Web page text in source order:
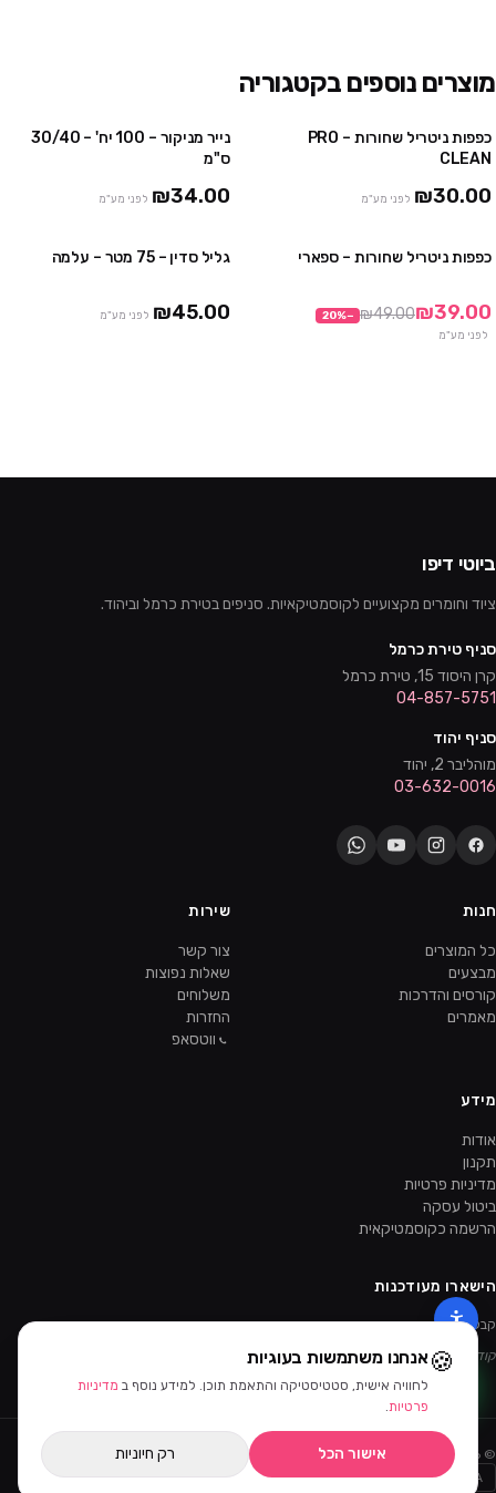
מוצרים נוספים בקטגוריה
כפפות ניטריל שחורות – PRO
CLEAN
₪30.00 לפני מע"מ
נייר מניקור – 100 יח' – 30/40
ס"מ
₪34.00 לפני מע"מ
כפפות ניטריל שחורות – ספארי
₪39.00
₪49.00
−
20%
לפני מע"מ
גליל סדין – 75 מטר – עלמה
₪45.00 לפני מע"מ
ביוטי דיפו
ציוד וחומרים מקצועיים לקוסמטיקאיות. סניפים בטירת כרמל וביהוד.
סניף טירת כרמל
קרן היסוד 15, טירת כרמל
04-857-5751
סניף יהוד
מוהליבר 2, יהוד
03-632-0016
חנות
כל המוצרים
מבצעים
קורסים והדרכות
מאמרים
שירות
צור קשר
שאלות נפוצות
משלוחים
החזרות
ווטסאפ
מידע
אודות
תקנון
מדיניות פרטיות
ביטול עסקה
הרשמה כקוסמטיקאית
הישארו מעודכנות
קבלו מבצעים ומוצרים חדשים קודם.
קוד ההטמעה של הניוזלטר יתווסף מהאדמין.
©
2026
ביוטי דיפו · כל הזכויות שמורות
VISA
MASTERCARD
AMEX
PayPal
Bit
🍪אנחנו משתמשות בעוגיות
לחוויה אישית, סטטיסטיקה והתאמת תוכן. למידע נוסף ב מדיניות
פרטיות.
אישור הכל רק חיוניות